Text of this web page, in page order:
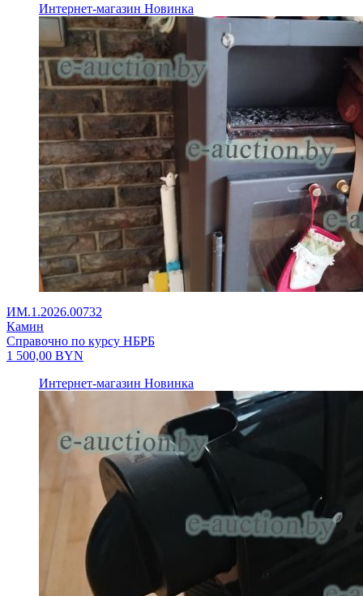
Интернет-магазин Новинка
ИМ.1.2026.00732
Камин
Справочно по курсу НБРБ
1 500,00 BYN
Интернет-магазин Новинка